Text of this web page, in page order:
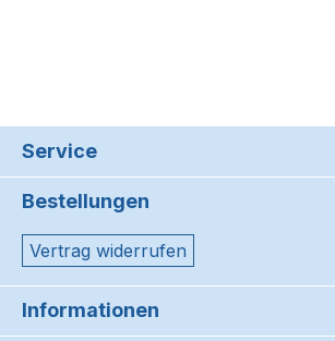
Service
Bestellungen
Vertrag widerrufen
Informationen